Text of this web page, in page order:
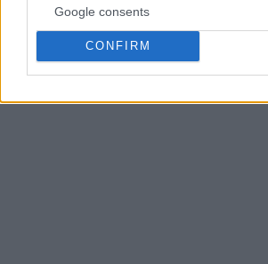
Google consents
CONFIRM